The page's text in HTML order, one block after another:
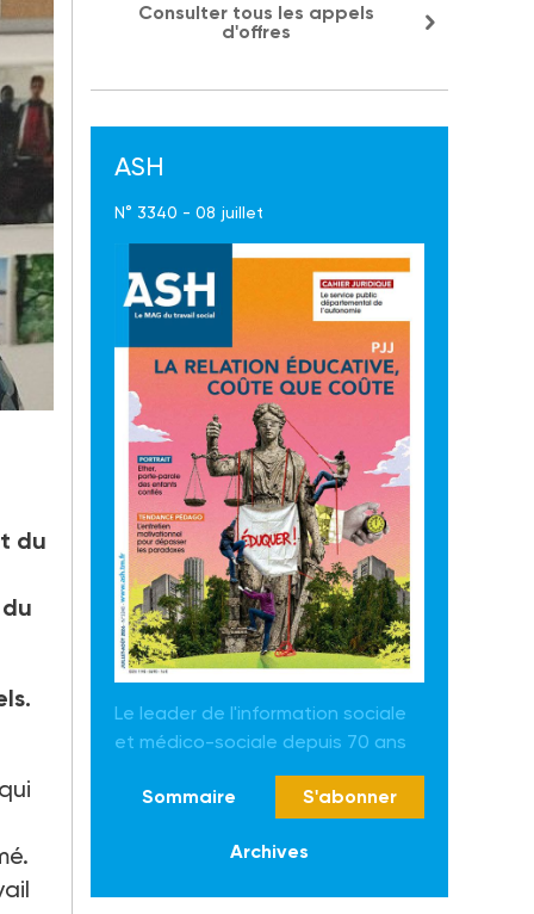
du
Consulter tous les appels
d'offres
ASH
N° 3340 - 08 juillet
Le leader de l'information sociale
et médico-sociale depuis 70 ans
Sommaire S'abonner
Archives